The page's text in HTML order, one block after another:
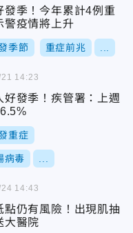
發季！今年累計4例重
疫情將上升
季節 重症前兆
好發季！疾管署：上週
重症
病毒
14:23
點仍有風險！出現肌抽
大醫院
14:43